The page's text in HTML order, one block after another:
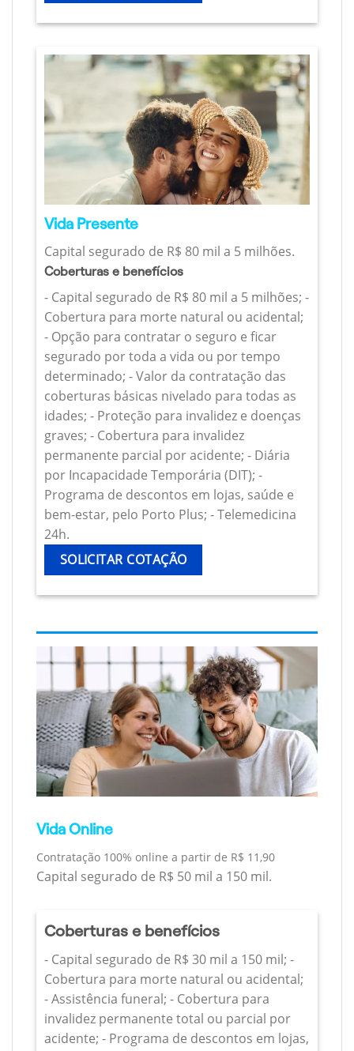
Vida Presente
Capital segurado de R$ 80 mil a 5 milhões.
Coberturas e benefícios
- Capital segurado de R$ 80 mil a 5 milhões; -
Cobertura para morte natural ou acidental;
- Opção para contratar o seguro e ficar
segurado por toda a vida ou por tempo
determinado; - Valor da contratação das
coberturas básicas nivelado para todas as
idades; - Proteção para invalidez e doenças
graves; - Cobertura para invalidez
permanente parcial por acidente; - Diária
por Incapacidade Temporária (DIT); -
Programa de descontos em lojas, saúde e
bem-estar, pelo Porto Plus; - Telemedicina
24h.
SOLICITAR COTAÇÃO
Vida Online
Contratação 100% online a partir de R$ 11,90
Capital segurado de R$ 50 mil a 150 mil.
Coberturas e benefícios
- Capital segurado de R$ 30 mil a 150 mil; -
Cobertura para morte natural ou acidental;
- Assistência funeral; - Cobertura para
invalidez permanente total ou parcial por
acidente; - Programa de descontos em lojas,